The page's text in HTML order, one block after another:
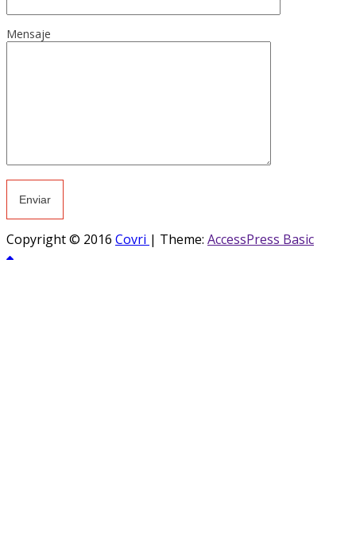
Mensaje
Copyright © 2016 Covri | Theme: AccessPress Basic